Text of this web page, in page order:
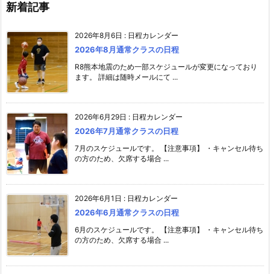
新着記事
2026年8月6日 : 日程カレンダー
2026年8月通常クラスの日程
R8熊本地震のため一部スケジュールが変更になっており
ます。 詳細は随時メールにて ...
2026年6月29日 : 日程カレンダー
2026年7月通常クラスの日程
7月のスケジュールです。 【注意事項】 ・キャンセル待ち
の方のため、欠席する場合 ...
2026年6月1日 : 日程カレンダー
2026年6月通常クラスの日程
6月のスケジュールです。 【注意事項】 ・キャンセル待ち
の方のため、欠席する場合 ...